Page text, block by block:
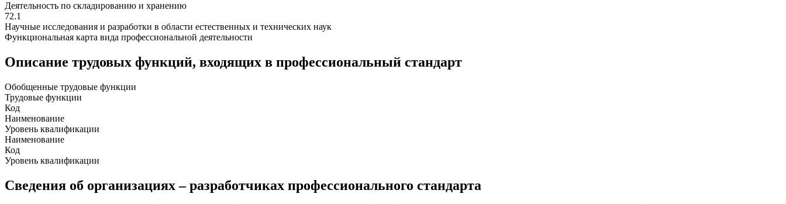
Деятельность по складированию и хранению
72.1
Научные исследования и разработки в области естественных и технических наук
Функциональная карта вида профессиональной деятельности
Описание трудовых функций, входящих в профессиональный стандарт
Обобщенные трудовые функции
Трудовые функции
Код
Наименование
Уровень квалификации
Наименование
Код
Уровень квалификации
Сведения об организациях – разработчиках профессионального стандарта